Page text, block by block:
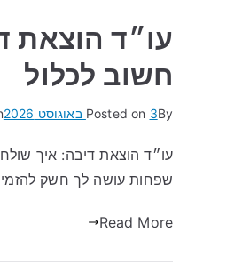
עו״ד הוצאת
חשוב לכלול
By
Posted on 3 באוגוסט 2026
עו״ד הוצאת דיבה: איך
שפחות עושה לך חשק להזמין
Read More